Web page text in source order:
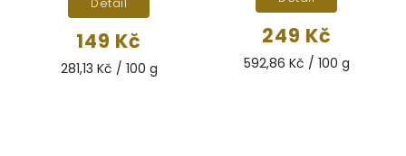
149 Kč
281,13 Kč / 100 g
Detail
249 Kč
592,86 Kč / 100 g